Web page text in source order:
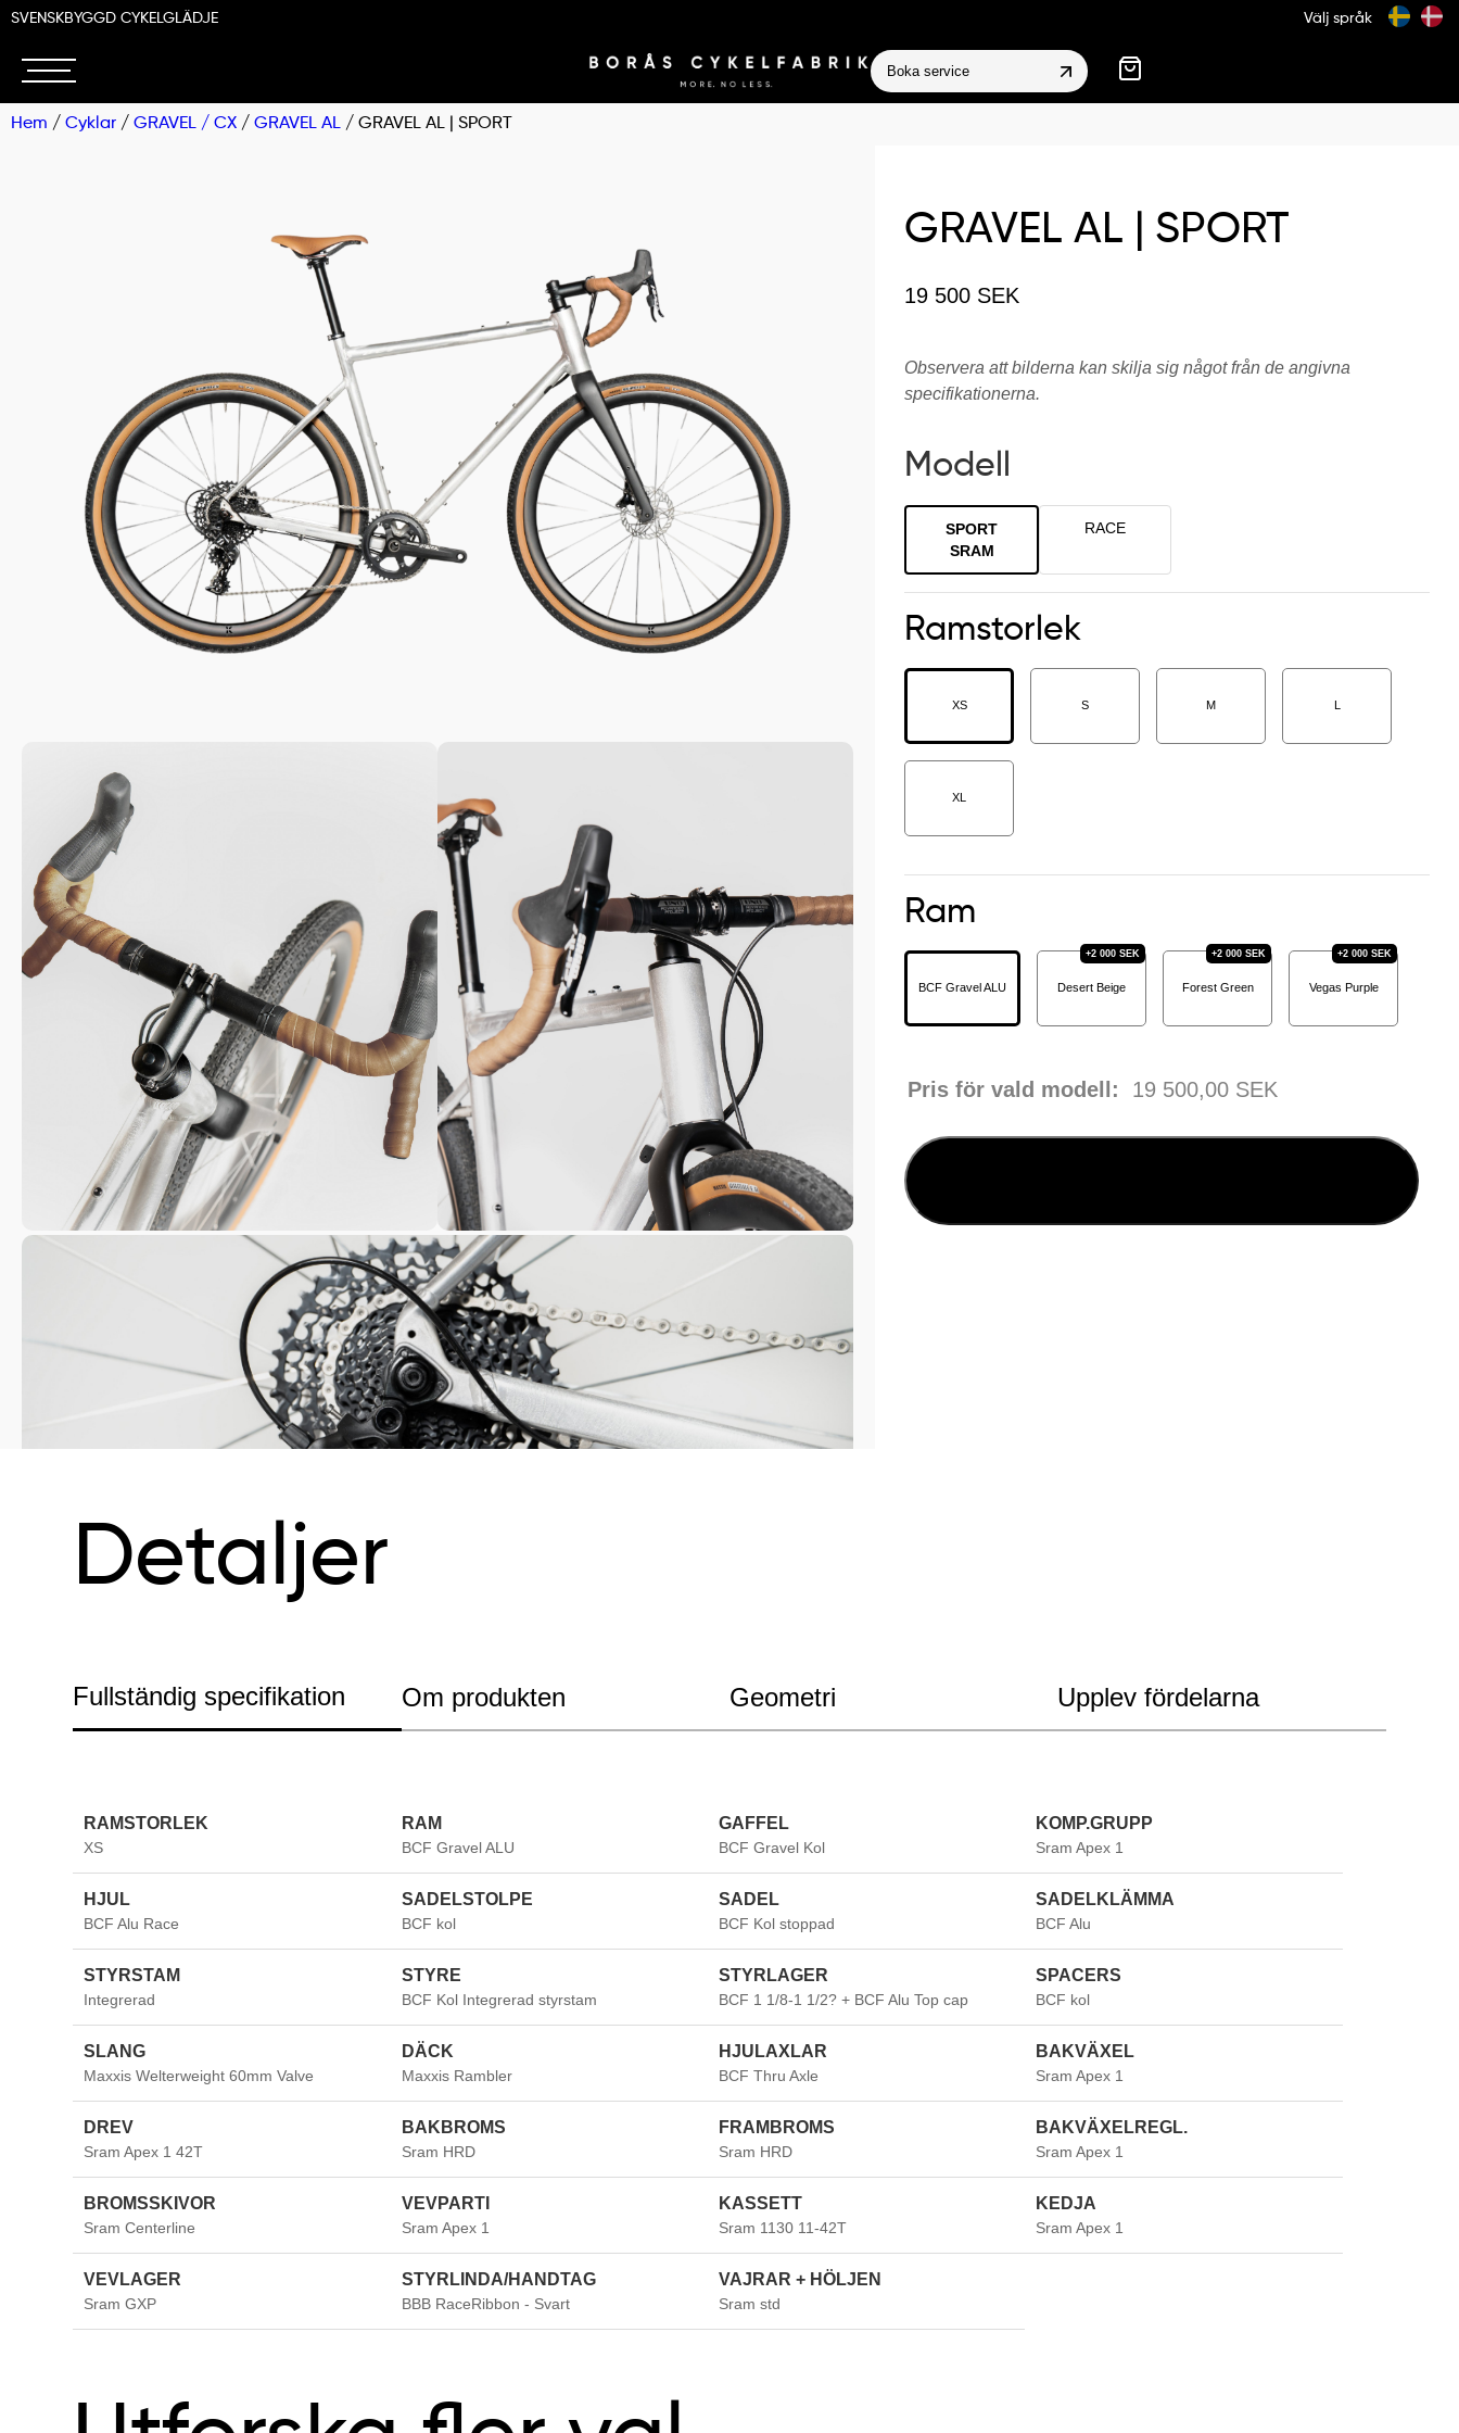
SVENSKBYGGD CYKELGLÄDJE Välj språk
Boka service
Hem / Cyklar / GRAVEL / CX / GRAVEL AL / GRAVEL AL | SPORT
GRAVEL AL | SPORT
19 500 SEK
Observera att bilderna kan skilja sig något från de angivna
specifikationerna.
Modell
SPORT
SRAM
RACE
Ramstorlek
XS S M
XL
Ram
BCF Gravel ALU Desert Beige
+2 000SEK
Forest Green
+2 000SEK
Vegas Purple
+2 000SEK
Pris för vald modell: 19 500,00 SEK
Detaljer
Fullständig specifikation Om produkten Geometri Upplev fördelarna
RAMSTORLEK
XS
RAM
BCF Gravel ALU
GAFFEL
BCF Gravel Kol
KOMP.GRUPP
Sram Apex 1
HJUL
BCF Alu Race
SADELSTOLPE
BCF kol
SADEL
BCF Kol stoppad
SADELKLÄMMA
BCF Alu
STYRSTAM
Integrerad
STYRE
BCF Kol Integrerad styrstam
STYRLAGER
BCF 1 1/8-1 1/2? + BCF Alu Top cap
SPACERS
BCF kol
SLANG
Maxxis Welterweight 60mm Valve
DÄCK
Maxxis Rambler
HJULAXLAR
BCF Thru Axle
BAKVÄXEL
Sram Apex 1
DREV
Sram Apex 1 42T
BAKBROMS
Sram HRD
FRAMBROMS
Sram HRD
BAKVÄXELREGL.
Sram Apex 1
BROMSSKIVOR
Sram Centerline
VEVPARTI
Sram Apex 1
KASSETT
Sram 1130 11-42T
KEDJA
Sram Apex 1
VEVLAGER
Sram GXP
STYRLINDA/HANDTAG
BBB RaceRibbon - Svart
VAJRAR + HÖLJEN
Sram std